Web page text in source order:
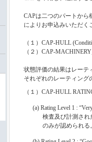
CAPは二つのパートから
によりお申込みいただく
（１）CAP-HULL
（２）CAP-
状態評価の結果はレーテ
それぞれのレーティング
（１）CAP-HULL
(a) Rating Level 1 :
検査及び計測さ
のみが認められる